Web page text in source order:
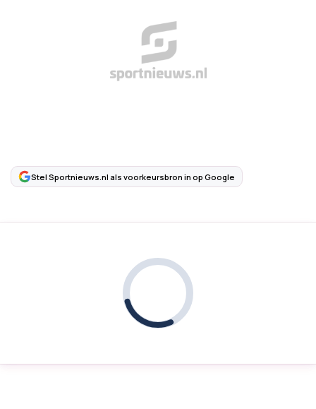
Stel Sportnieuws.nl als voorkeursbron in op Google